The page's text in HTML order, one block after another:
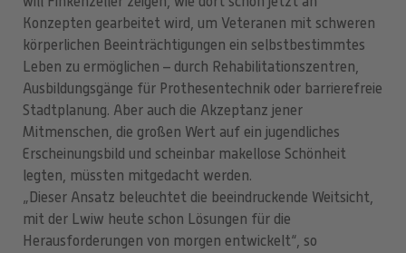
Konzepten gearbeitet wird, um Veteranen mit schweren
körperlichen Beeinträchtigungen ein selbstbestimmtes
Leben zu ermöglichen – durch Rehabilitationszentren,
Ausbildungsgänge für Prothesentechnik oder barrierefreie
Stadtplanung. Aber auch die Akzeptanz jener
Mitmenschen, die großen Wert auf ein jugendliches
Erscheinungsbild und scheinbar makellose Schönheit
legten, müssten mitgedacht werden.
„Dieser Ansatz beleuchtet die beeindruckende Weitsicht,
mit der Lwiw heute schon Lösungen für die
Herausforderungen von morgen entwickelt“, so